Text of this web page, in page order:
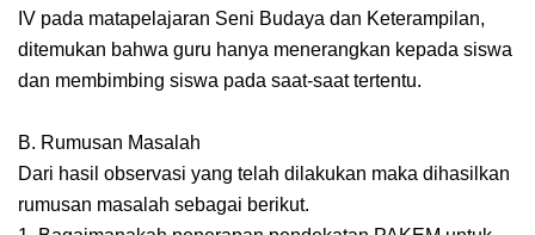
IV pada matapelajaran Seni Budaya dan Keterampilan,
ditemukan bahwa guru hanya menerangkan kepada siswa
dan membimbing siswa pada saat-saat tertentu.
B. Rumusan Masalah
Dari hasil observasi yang telah dilakukan maka dihasilkan
rumusan masalah sebagai berikut.